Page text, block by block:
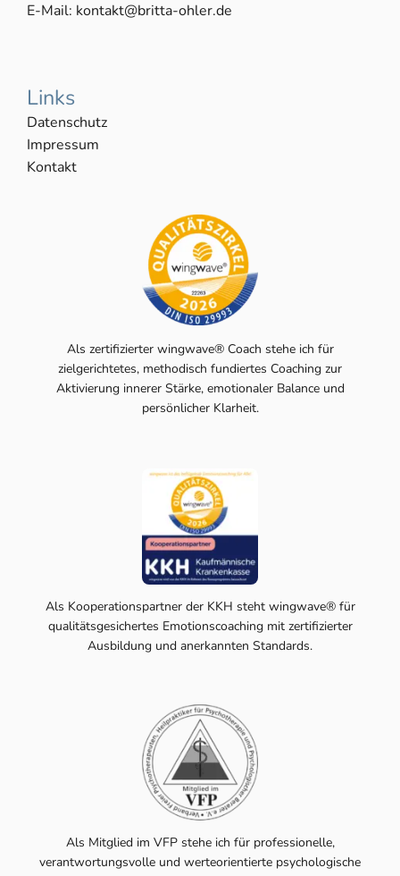
E-Mail: kontakt@britta-ohler.de
Links
Datenschutz
Impressum
Kontakt
Als zertifizierter wingwave® Coach stehe ich für
zielgerichtetes, methodisch fundiertes Coaching zur
Aktivierung innerer Stärke, emotionaler Balance und
persönlicher Klarheit.
Als Kooperationspartner der KKH steht wingwave® für
qualitätsgesichertes Emotionscoaching mit zertifizierter
Ausbildung und anerkannten Standards.
Als Mitglied im VFP stehe ich für professionelle,
verantwortungsvolle und werteorientierte psychologische